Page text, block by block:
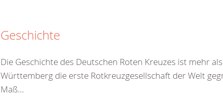
Geschichte
Die Geschichte des Deutschen Roten Kreuzes ist mehr
Württemberg die erste Rotkreuzgesellschaft der Welt
Maß...